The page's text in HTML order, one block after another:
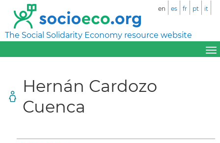
The Social Solidarity Economy resource website
en es fr pt it
Hernán Cardozo
Cuenca